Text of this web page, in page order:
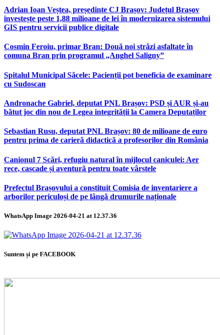
Adrian Ioan Veștea, președinte CJ Brașov: Județul Brașov
investește peste 1,88 milioane de lei în modernizarea sistemului
GIS pentru servicii publice digitale
Cosmin Feroiu, primar Bran: Două noi străzi asfaltate în
comuna Bran prin programul „Anghel Saligny”
Spitalul Municipal Săcele: Pacienții pot beneficia de examinare
cu Sudoscan
Andronache Gabriel, deputat PNL Brașov: PSD și AUR și-au
bătut joc din nou de Legea integrității la Camera Deputaților
Sebastian Rusu, deputat PNL Brașov: 80 de milioane de euro
pentru prima de carieră didactică a profesorilor din România
Canionul 7 Scări, refugiu natural în mijlocul caniculei: Aer
rece, cascade și aventură pentru toate vârstele
Prefectul Brașovului a constituit Comisia de inventariere a
arborilor periculoși de pe lângă drumurile naționale
WhatsApp Image 2026-04-21 at 12.37.36
Suntem și pe FACEBOOK